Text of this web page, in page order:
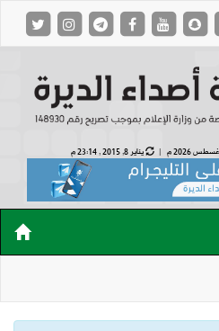
يناير 8, 2015 , 23:14 م